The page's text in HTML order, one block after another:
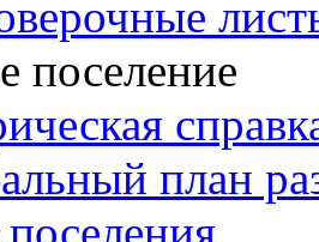
поселение
план